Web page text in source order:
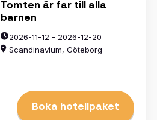
Tomten är far till alla
barnen
2026-11-12 - 2026-12-20
Scandinavium, Göteborg
Boka hotellpaket